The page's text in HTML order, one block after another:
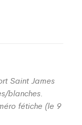
Saint James
blanches.
fétiche (le 9